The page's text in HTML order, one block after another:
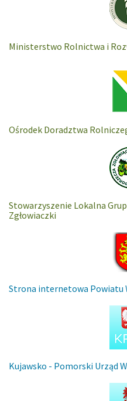
Ministerstwo Rolnictwa i
Ośrodek Doradztwa
Stowarzyszenie Lokalna
Zgłowiaczki
Strona internetowa Powiatu
Kujawsko - Pomorski Urząd